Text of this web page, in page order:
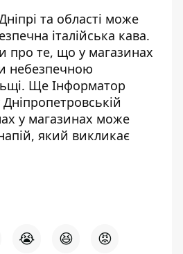
та області може
італійська кава.
про те, що у магазинах
небезпечною
. Ще Інформатор
у магазинах може
, який викликає
😭 😆 😡